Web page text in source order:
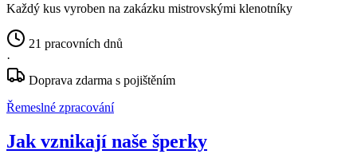
Každý kus vyroben na zakázku mistrovskými klenotníky
21 pracovních dnů
·
Doprava zdarma s pojištěním
Řemeslné zpracování
Jak vznikají naše šperky